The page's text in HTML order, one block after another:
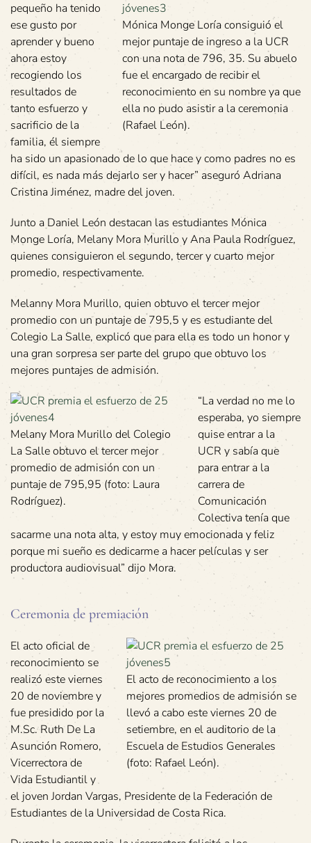
Mónica Monge Loría consiguió el
mejor puntaje de ingreso a la UCR
con una nota de 796, 35. Su abuelo
fue el encargado de recibir el
reconocimiento en su nombre ya que
ella no pudo asistir a la ceremonia
(Rafael León).
pequeño ha tenido
ese gusto por
aprender y bueno
ahora estoy
recogiendo los
resultados de
tanto esfuerzo y
sacrificio de la
familia, él siempre
ha sido un apasionado de lo que hace y como padres no es
difícil, es nada más dejarlo ser y hacer” aseguró Adriana
Cristina Jiménez, madre del joven.
Junto a Daniel León destacan las estudiantes Mónica
Monge Loría, Melany Mora Murillo y Ana Paula Rodríguez,
quienes consiguieron el segundo, tercer y cuarto mejor
promedio, respectivamente.
Melanny Mora Murillo, quien obtuvo el tercer mejor
promedio con un puntaje de 795,5 y es estudiante del
Colegio La Salle, explicó que para ella es todo un honor y
una gran sorpresa ser parte del grupo que obtuvo los
mejores puntajes de admisión.
Melany Mora Murillo del Colegio
La Salle obtuvo el tercer mejor
promedio de admisión con un
puntaje de 795,95 (foto: Laura
Rodríguez).
“La verdad no me lo
esperaba, yo siempre
quise entrar a la
UCR y sabía que
para entrar a la
carrera de
Comunicación
Colectiva tenía que
sacarme una nota alta, y estoy muy emocionada y feliz
porque mi sueño es dedicarme a hacer películas y ser
productora audiovisual” dijo Mora.
Ceremonia de premiación
El acto de reconocimiento a los
mejores promedios de admisión se
llevó a cabo este viernes 20 de
setiembre, en el auditorio de la
Escuela de Estudios Generales
(foto: Rafael León).
El acto oficial de
reconocimiento se
realizó este viernes
20 de noviembre y
fue presidido por la
M.Sc. Ruth De La
Asunción Romero,
Vicerrectora de
Vida Estudiantil y
el joven Jordan Vargas, Presidente de la Federación de
Estudiantes de la Universidad de Costa Rica.